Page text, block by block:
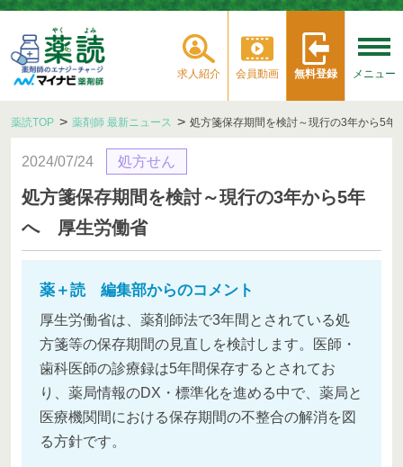
求人紹介 会員動画 無料登録 メニュー
薬読TOP 薬剤師 最新ニュース 処方箋保存期間を検討～現行の3年から5
2024/07/24 処方せん
処方箋保存期間を検討～現行の3年から5年
へ 厚生労働省
薬＋読 編集部からのコメント
厚生労働省は、薬剤師法で3年間とされている処
方箋等の保存期間の見直しを検討します。医師・
歯科医師の診療録は5年間保存するとされてお
り、薬局情報のDX・標準化を進める中で、薬局と
医療機関間における保存期間の不整合の解消を図
る方針です。